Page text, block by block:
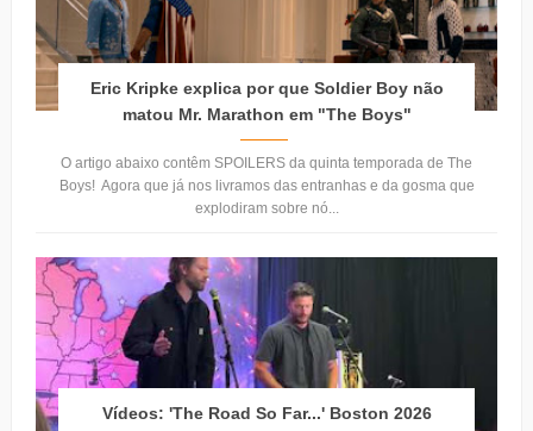
Eric Kripke explica por que Soldier Boy não
matou Mr. Marathon em "The Boys"
O artigo abaixo contêm SPOILERS da quinta temporada de The
Boys! Agora que já nos livramos das entranhas e da gosma que
explodiram sobre nó...
Vídeos: 'The Road So Far...' Boston 2026